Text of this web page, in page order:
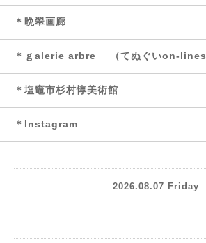
＊晩翠画廊
＊ｇalerie arbre （てぬぐいon-
＊塩竈市杉村惇美術館
＊Instagram
2026.08.07 Friday